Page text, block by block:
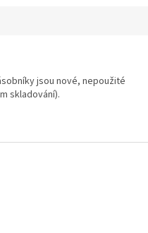
jsou nové, nepoužité
skladování).